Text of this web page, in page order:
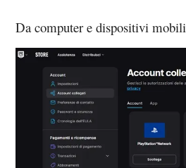
Da computer e dispositivi mobili